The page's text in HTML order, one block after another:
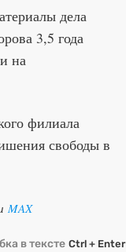
дела
3,5 года
на
филиала
свободы в
MAX
в тексте Ctrl + Enter